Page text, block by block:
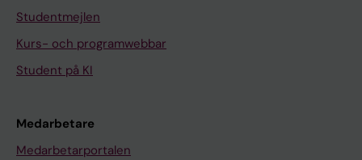
Studentmejlen
Kurs- och programwebbar
Student på KI
Medarbetare
Medarbetarportalen